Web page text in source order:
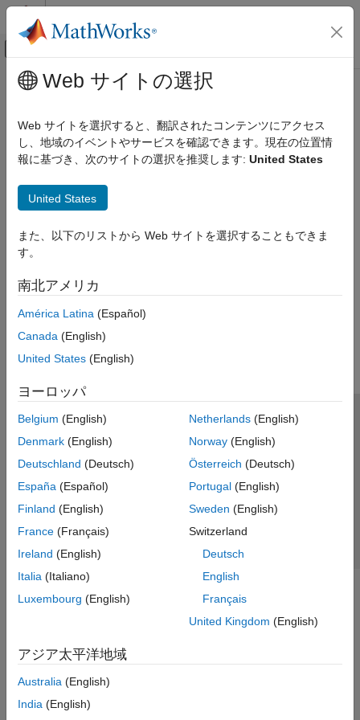
コンテンツへスキップ
オフキャンバス ナビゲーション メ
ドキュメンテーションのホーム
メインコンテンツ
Web サイトの選択
Web サイトを選択すると、翻訳されたコンテンツにアクセス
し、地域のイベントやサービスを確認できます。現在の位置情
報に基づき、次のサイトの選択を推奨します: United States
United States
また、以下のリストから Web サイトを選択することもできま
す。
南北アメリカ
América Latina (Español)
Canada (English)
United States (English)
ヨーロッパ
Belgium (English)
Denmark (English)
Deutschland (Deutsch)
España (Español)
Finland (English)
France (Français)
Ireland (English)
Italia (Italiano)
Luxembourg (English)
Netherlands(English)
Norway(English)
Österreich (Deutsch)
Portugal(English)
Sweden (English)
Switzerland
Deutsch
English
Français
United Kingdom (English)
アジア太平洋地域
Australia (English)
India (English)
トラストセンター
プライバシー ポリシー
違法コピー防止
アプリケーション ステータス
© 1994-2026 The MathWorks, Inc.